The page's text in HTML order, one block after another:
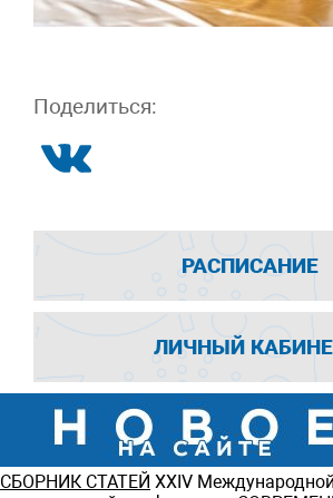
Поделиться:
РАСПИСАНИЕ
ЛИЧНЫЙ
СБОРНИК СТАТЕЙ ХXIV